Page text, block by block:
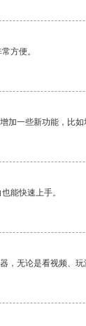
方便。
加一些新功能，比如
能快速上手。
，无论是看视频、